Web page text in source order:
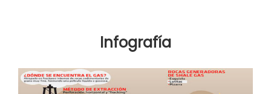
Infografía